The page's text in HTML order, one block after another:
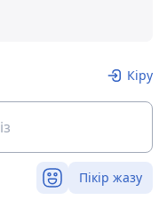
Кіру
Пікір жазу